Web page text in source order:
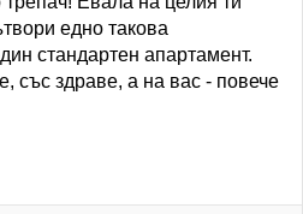
едно такова
стандартен апартамент.
със здраве, а на вас - повече